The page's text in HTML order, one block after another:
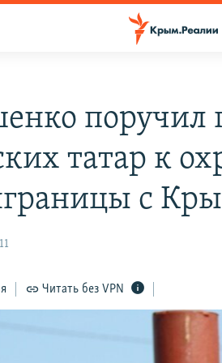
поручил
татар к
с
Читать без VPN